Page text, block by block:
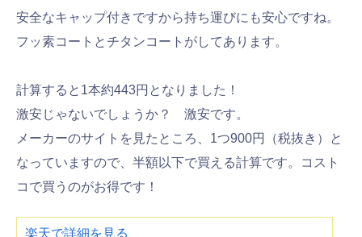
安全なキャップ付きですから持ち運びにも安心ですね。
フッ素コートとチタンコートがしてあります。
計算すると1本約443円となりました！
激安じゃないでしょうか？ 激安です。
メーカーのサイトを見たところ、1つ900円（税抜き）と
なっていますので、半額以下で買える計算です。コスト
コで買うのがお得です！
楽天で詳細を見る